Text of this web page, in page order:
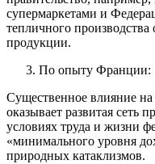
супермаркетами и
тепличного
продукции.
По опыту Франции:
Существенное влияние на
оказывает развитая сеть
условиях труда и жизни
«минимального уровня
природных катаклизмов.